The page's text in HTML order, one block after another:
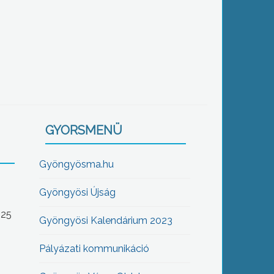
GYORSMENÜ
Gyöngyösma.hu
Gyöngyösi Újság
Gyöngyösi Kalendárium 2023
Pályázati kommunikáció